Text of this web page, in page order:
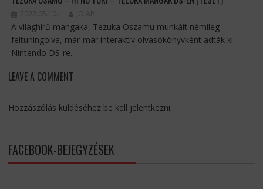
2022.05.10. JOJAP
A világhírű mangaka, Tezuka Oszamu munkáit némileg
feltuningolva, már-már interaktív olvasókönyvként adták ki
Nintendo DS-re.
LEAVE A COMMENT
Hozzászólás küldéséhez be kell jelentkezni.
FACEBOOK-BEJEGYZÉSEK